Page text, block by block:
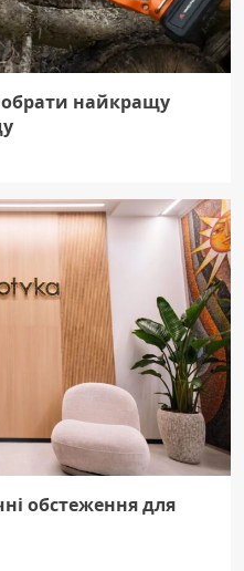
найкращу
обстеження для